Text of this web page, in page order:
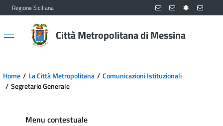
Vai al contenuto principale
Vai al menu principale
Regione Siciliana
Città Metropolitana di Messina
Home La Città Metropolitana
Comunicazioni Istituzionali
Segretario Generale
Menu contestuale